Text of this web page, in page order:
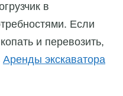
в
Если
и перевозить,
Аренды экскаватора